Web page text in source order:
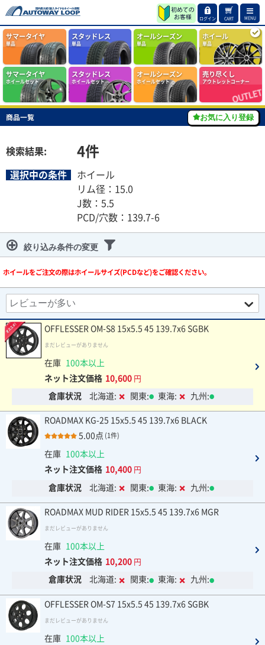
ログイン CART MENU
サマータイヤ
単品
スタッドレス
単品
オールシーズン
単品
ホイール
単品
サマータイヤ
ホイールセット
スタッドレス
ホイールセット
オールシーズン
ホイールセット
売り尽くし
アウトレットコーナー
商品一覧
検索結果: 4件
選択中の条件
ホイール
リム径：15.0
J数：5.5
PCD/穴数：139.7-6
絞り込み条件の変更
ホイールをご注文の際はホイールサイズ(PCDなど)をご確認ください。
お気に入り登録
OFFLESSER OM-S8 15x5.5 45 139.7x6 SGBK
まだレビューがありません
在庫 100本以上
ネット注文価格 10,600 円
倉庫状況 北海道: 関東: 東海: 九州:
ROADMAX KG-25 15x5.5 45 139.7x6 BLACK
5.00点 (1件)
在庫 100本以上
ネット注文価格 10,400 円
倉庫状況 北海道: 関東: 東海: 九州:
ROADMAX MUD RIDER 15x5.5 45 139.7x6 MGR
まだレビューがありません
在庫 100本以上
ネット注文価格 10,200 円
倉庫状況 北海道: 関東: 東海: 九州:
OFFLESSER OM-S7 15x5.5 45 139.7x6 SGBK
まだレビューがありません
在庫 100本以上